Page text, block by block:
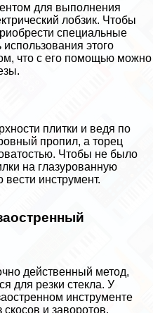
для выполнения
лобзик. Чтобы
специальные
этого
что с его помощью можно
плитки и ведя по
пропил, а торец
Чтобы не было
на глазурованную
инструмент.
действенный метод,
для резки стекла. У
инструменте
и заворотов.